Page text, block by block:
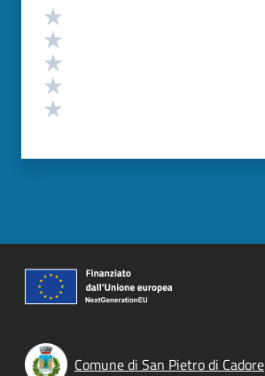
Valutazione
Comune di San Pietro di Cadore